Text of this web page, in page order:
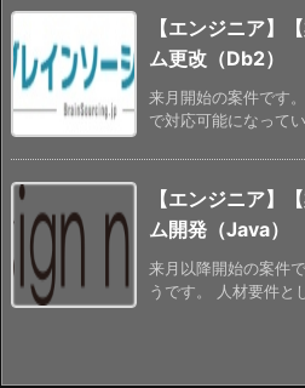
【エンジニア】
ム更改（Db2）
来月開始の案件です
で対応可能になって
【エンジニア】
ム開発（Java）
来月以降開始の案件
うです。 人材要件と